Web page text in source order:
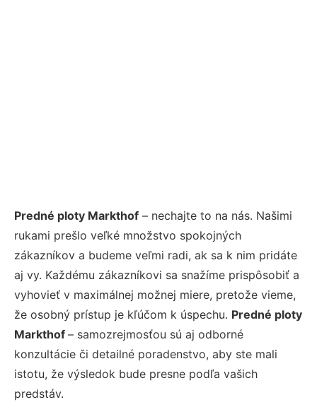
Predné ploty Markthof – nechajte to na nás. Našimi
rukami prešlo veľké množstvo spokojných
zákazníkov a budeme veľmi radi, ak sa k nim pridáte
aj vy. Každému zákazníkovi sa snažíme prispôsobiť a
vyhovieť v maximálnej možnej miere, pretože vieme,
že osobný prístup je kľúčom k úspechu. Predné ploty
Markthof – samozrejmosťou sú aj odborné
konzultácie či detailné poradenstvo, aby ste mali
istotu, že výsledok bude presne podľa vašich
predstáv.